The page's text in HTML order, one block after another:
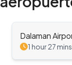
Dalaman
1 hour 27 mins